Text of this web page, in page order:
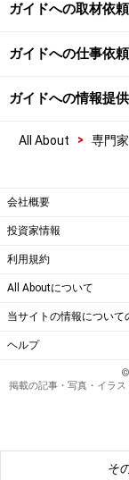
ガイドへの取材依頼
ガイドへの仕事依頼
ガイドへの情報提供
All About > 専門
会社概要
投資家情報
利用規約
All Aboutについて
当サイトの情報について
ヘルプ
©
掲載の記事・写真・イラ
そ